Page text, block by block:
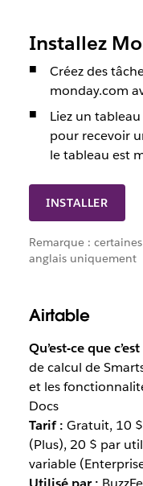
INSTALLER
Installez
Créez des
monday.com
Liez un
pour recevoir
le tableau est
Remarque :
anglais uniquement
Airtable
Qu’est-ce que c’est
de calcul de
et les
Docs
Tarif : Gratuit, 10
(Plus), 20 $ par
variable